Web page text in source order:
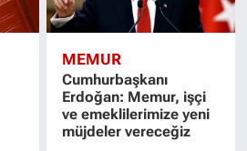
MEMUR
Cumhurbaşkanı
Erdoğan: Memur, işçi
ve emeklilerimize yeni
müjdeler vereceğiz